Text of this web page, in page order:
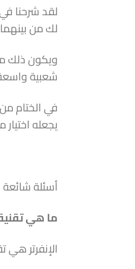
لقد شرحنا
لك من
ويكون ذلك
شعبية
في الختام
يجعله اختيار
أسئلة شائعة
ما هي
الإنفرتر